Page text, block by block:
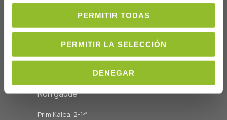
PERMITIR TODAS
PERMITIR LA SELECCIÓN
DENEGAR
Non gaude
Prim Kalea, 2-1ºº